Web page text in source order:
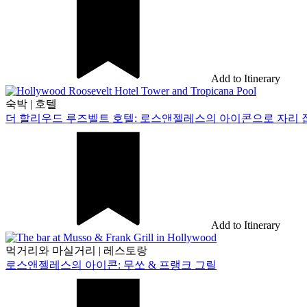
Add to Itinerary
숙박 | 호텔
더 할리우드 루즈벨트 호텔: 로스앤젤레스의 아이콘으로 자리
Add to Itinerary
먹거리와 마실거리 | 레스토랑
로스앤젤레스의 아이콘: 무쏘 & 프랭크 그릴